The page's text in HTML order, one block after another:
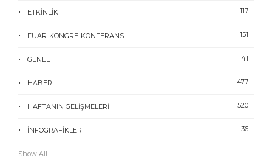
ETKINLIK 117
FUAR-KONGRE-KONFERANS 151
GENEL 141
HABER 477
HAFTANIN GELIŞMELERI 520
İNFOGRAFIKLER 36
Show All